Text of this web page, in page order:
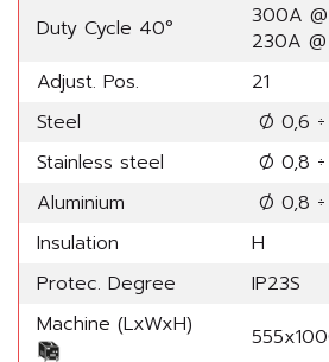
Duty Cycle 40°
300A
230A
Adjust. Pos.
21
Steel
Ø 0,6 ÷
Stainless steel
Ø 0,8 ÷
Aluminium
Ø 0,8 ÷
Insulation
H
Protec. Degree
IP23S
Machine (LxWxH)